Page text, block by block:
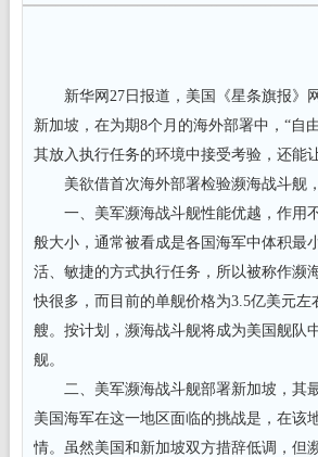
新华网27日报道，美国《星条旗报》网
新加坡，在为期8个月的海外部署中，“自
其放入执行任务的环境中接受考验，还能
美欲借首次海外部署检验濒海战斗舰
一、美军濒海战斗舰性能优越，作用
般大小，通常被看成是各国海军中体积最
活、敏捷的方式执行任务，所以被称作濒
快很多，而目前的单舰价格为3.5亿美元
艘。按计划，濒海战斗舰将成为美国舰队
舰。
二、美军濒海战斗舰部署新加坡，其
美国海军在这一地区面临的挑战是，在该
情。虽然美国和新加坡双方措辞低调，但